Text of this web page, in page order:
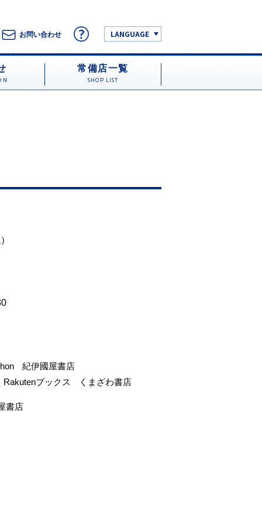
お問い合わせ LANGUAGE
常備店一覧
SHOP LIST
紀伊國屋書店
Rakutenブックス くまざわ書店
書店